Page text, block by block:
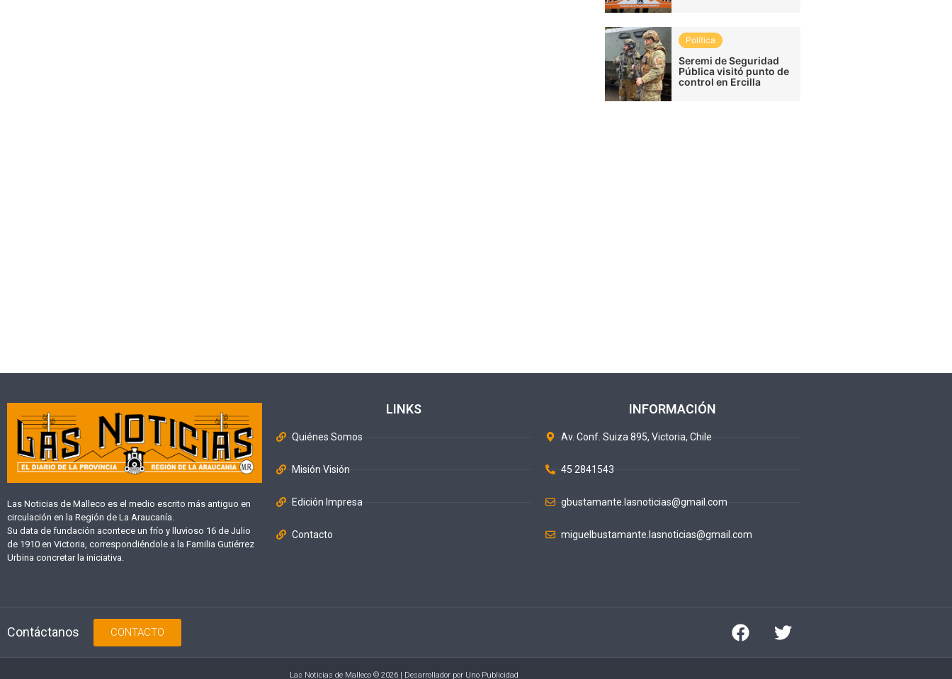
Política
Seremi de Seguridad
Pública visitó punto de
control en Ercilla
Las Noticias de Malleco es el medio escrito más antiguo en
circulación en la Región de La Araucanía.
Su data de fundación acontece un frío y lluvioso 16 de Julio
de 1910 en Victoria, correspondiéndole a la Familia Gutiérrez
Urbina concretar la iniciativa.
LINKS
Quiénes Somos
Misión Visión
Edición Impresa
Contacto
INFORMACIÓN
Av. Conf. Suiza 895, Victoria, Chile
45 2841543
gbustamante.lasnoticias@gmail.com
miguelbustamante.lasnoticias@gmail.com
Contáctanos CONTACTO
Las Noticias de Malleco © 2026 | Desarrollador por Uno Publicidad